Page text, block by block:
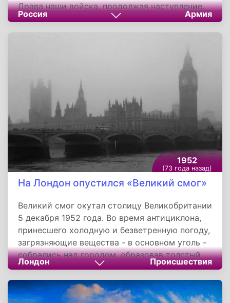
Драва наши войска, продолжая наступление,
овладели городом и железнодорожным узлом
Сигетвар, а также с боями заняли более 120
крупные населённые пункты Замарди, Фельд-
Селлешдьерен, Шомодвар, Ереглак, Боронка,
Марцали, Либицкозма, Пата, Меренье,
Мольвань, Денчхаза, Потонь, Лакоча,
Дравафок, Фельше Сент Мартон, Драва-Стара,
Шеллие, Залата и железнодорожные станции
Сантод, Балатонболгар, Бужаки, Ереглак, Киш
Корпад, Надь Шари, Шеллие, Фенек.
Россия Армия
1952
(73 года назад)
На Лондон опустился «Великий смог»
Великий смог окутал столицу Великобритании
5 декабря 1952 года. Во время антициклона,
принесшего холодную и безветренную погоду,
загрязняющие вещества - в основном уголь -
собрались над городом, образовав толстый
слой смога. Это продолжалось пять дней,
после чего погода сменилась, и туман
разошелся.
Лондон Происшествия